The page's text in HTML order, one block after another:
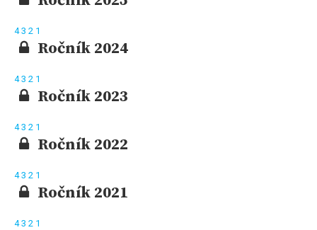
43 2 1
Ročník 2024
43 2 1
Ročník 2023
43 2 1
Ročník 2022
43 2 1
Ročník 2021
43 2 1